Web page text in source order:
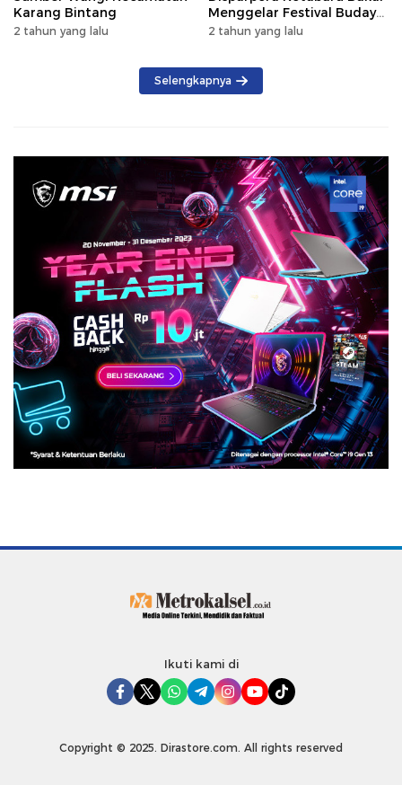
Karang Bintang
2 tahun yang lalu
Menggelar Festival Budaya
Saijaan 2024
2 tahun yang lalu
Selengkapnya
Ikuti kami di
Copyright © 2025. Dirastore.com. All rights reserved